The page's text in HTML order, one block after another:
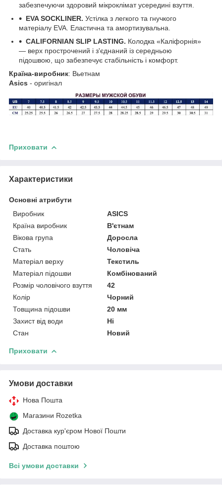
забезпечуючи здоровий мікроклімат усередині взуття.
EVA SOCKLINER. Устілка з легкого та гнучкого
матеріалу EVA. Еластична та амортизувальна.
CALIFORNIAN SLIP LASTING. Колодка «Каліфорнія»
— верх прострочений і з'єднаний із середньою
підошвою, що забезпечує стабільність і комфорт.
Країна-виробник: Вьетнам
Asics - оригінал
Приховати
Характеристики
Основні атрибути
Виробник
ASICS
Країна виробник
В'єтнам
Вікова група
Доросла
Стать
Чоловіча
Матеріал верху
Текстиль
Матеріал підошви
Комбінований
Розмір чоловічого взуття
42
Колір
Чорний
Товщина підошви
20 мм
Захист від води
Ні
Стан
Новий
Приховати
Умови доставки
Нова Пошта
Магазини Rozetka
Доставка кур'єром Нової Пошти
Доставка поштою
Всі умови доставки